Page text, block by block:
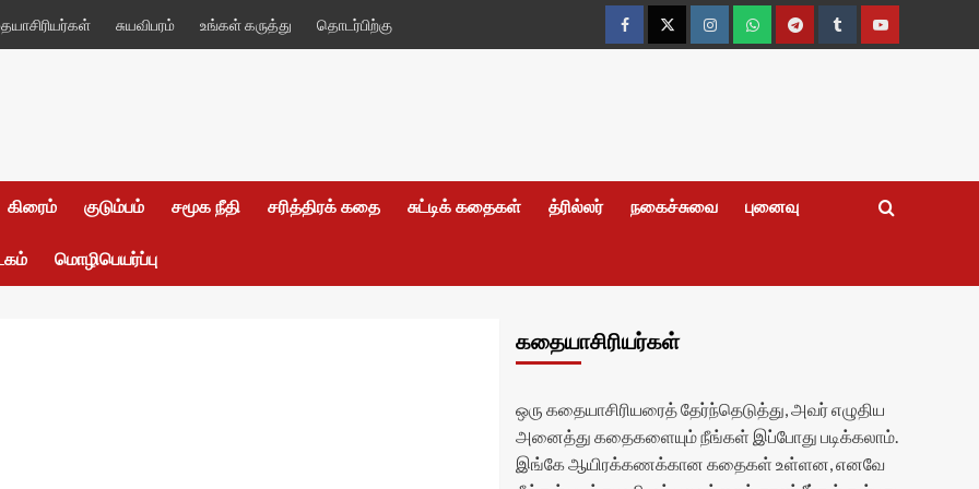
சுயவிபரம் உங்கள் கருத்து தொடர்பிற்கு
FacebookTwitterInstagramWhatsappTelegramTumblrYouTube
கிரைம் குடும்பம் சமூக நீதி சரித்திரக் கதை சுட்டிக் கதைகள் த்ரில்லர் நகைச்சுவை புனைவு
மொழிபெயர்ப்பு
கதையாசிரியர்கள்
ஒரு கதையாசிரியரைத் தேர்ந்தெடுத்து, அவர் எழுதிய
அனைத்து கதைகளையும் நீங்கள் இப்போது படிக்கலாம்.
இங்கே ஆயிரக்கணக்கான கதைகள் உள்ளன, எனவே